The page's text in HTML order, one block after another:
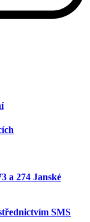
a 274 Janské
SMS